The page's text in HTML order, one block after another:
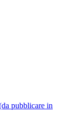
pubblicare in